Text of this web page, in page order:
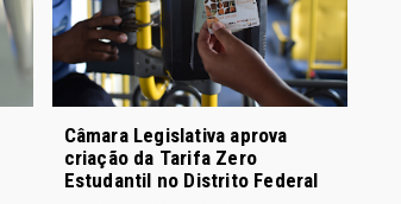
Câmara Legislativa aprova
criação da Tarifa Zero
Estudantil no Distrito Federal